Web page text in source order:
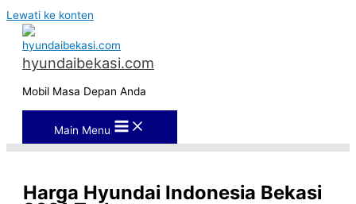
Lewati ke konten
hyundaibekasi.com
Mobil Masa Depan Anda
Main Menu
Harga Hyundai Indonesia Bekasi